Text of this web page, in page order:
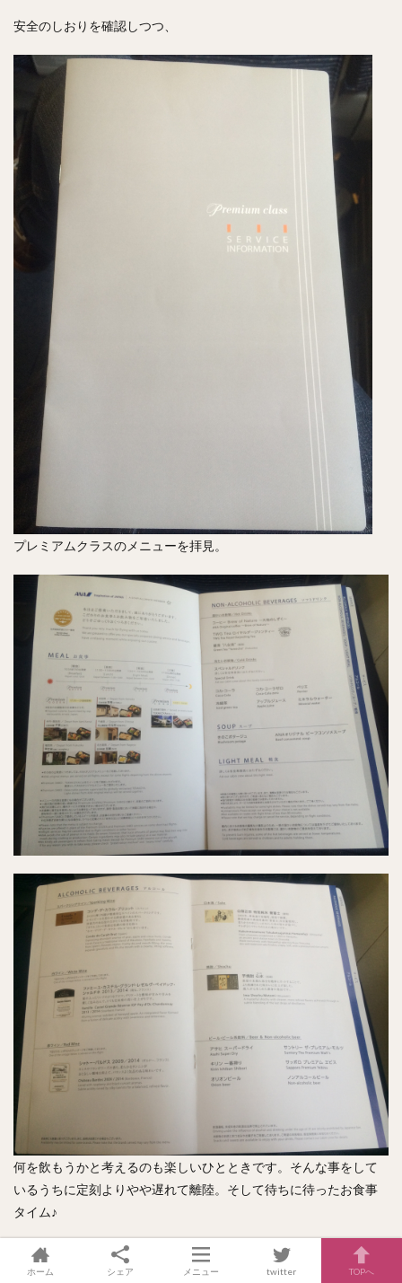
安全のしおりを確認しつつ、
プレミアムクラスのメニューを拝見。
何を飲もうかと考えるのも楽しいひとときです。そんな事をして
いるうちに定刻よりやや遅れて離陸。そして待ちに待ったお食事
タイム♪
ホーム シェア メニュー twitter TOPへ